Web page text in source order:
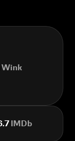
Wink
IMDb